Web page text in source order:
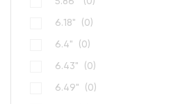
6.18" (0)
6.4" (0)
6.43" (0)
6.49" (0)